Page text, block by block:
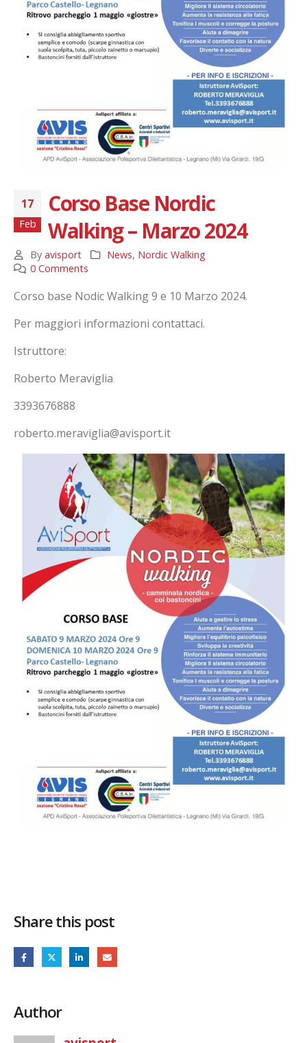
17
Feb
Corso Base Nordic
Walking – Marzo 2024
By avisport News, Nordic Walking
0 Comments
Corso base Nodic Walking 9 e 10 Marzo 2024.
Per maggiori informazioni contattaci.
Istruttore:
Roberto Meraviglia
3393676888
roberto.meraviglia@avisport.it
Share this post
Author